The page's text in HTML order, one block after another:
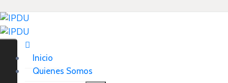
Inicio
Quienes Somos